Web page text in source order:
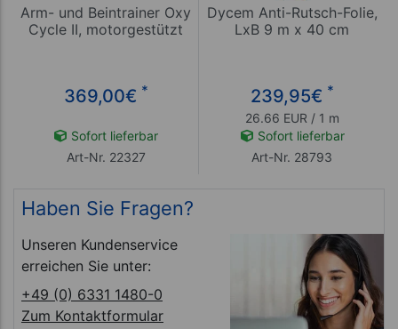
Arm- und Beintrainer Oxy
Cycle II, motorgestützt
369,00€ *
Sofort lieferbar
Art-Nr. 22327
Dycem Anti-Rutsch-Folie,
LxB 9 m x 40 cm
239,95€ *
26.66 EUR / 1 m
Sofort lieferbar
Art-Nr. 28793
Haben Sie Fragen?
Unseren Kundenservice
erreichen Sie unter:
+49 (0) 6331 1480-0
Zum Kontaktformular